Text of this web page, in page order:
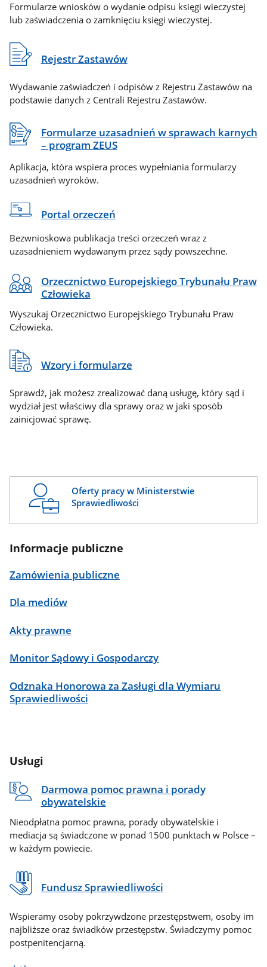
Formularze wniosków o wydanie odpisu księgi wieczystej
lub zaświadczenia o zamknięciu księgi wieczystej.
Rejestr Zastawów
Wydawanie zaświadczeń i odpisów z Rejestru Zastawów na
podstawie danych z Centrali Rejestru Zastawów.
Formularze uzasadnień w sprawach karnych
– program ZEUS
Aplikacja, która wspiera proces wypełniania formularzy
uzasadnień wyroków.
Portal orzeczeń
Bezwnioskowa publikacja treści orzeczeń wraz z
uzasadnieniem wydawanym przez sądy powszechne.
Orzecznictwo Europejskiego Trybunału Praw
Człowieka
Wyszukaj Orzecznictwo Europejskiego Trybunału Praw
Człowieka.
Wzory i formularze
Sprawdź, jak możesz zrealizować daną usługę, który sąd i
wydział jest właściwy dla sprawy oraz w jaki sposób
zainicjować sprawę.
Oferty pracy w Ministerstwie
Sprawiedliwości
Informacje publiczne
Zamówienia publiczne
Dla mediów
Akty prawne
Monitor Sądowy i Gospodarczy
Odznaka Honorowa za Zasługi dla Wymiaru
Sprawiedliwości
Usługi
Darmowa pomoc prawna i porady
obywatelskie
Nieodpłatna pomoc prawna, porady obywatelskie i
mediacja są świadczone w ponad 1500 punktach w Polsce –
w każdym powiecie.
Fundusz Sprawiedliwości
Wspieramy osoby pokrzywdzone przestępstwem, osoby im
najbliższe oraz świadków przestępstw. Świadczymy pomoc
postpenitencjarną.